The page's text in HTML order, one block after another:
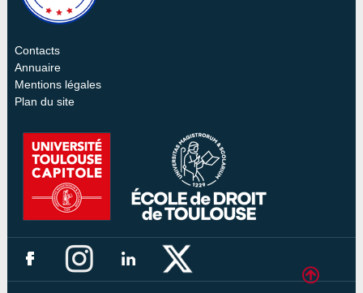
Contacts
Annuaire
Mentions légales
Plan du site